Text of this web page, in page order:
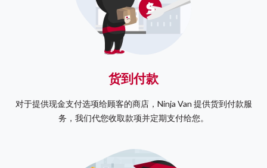
货到付款
对于提供现金支付选项给顾客的商店，Ninja Van 提供货到付款服
务，我们代您收取款项并定期支付给您。